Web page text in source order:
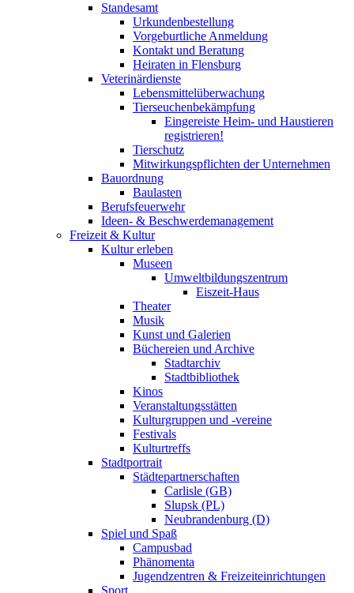
Standesamt
Urkundenbestellung
Vorgeburtliche Anmeldung
Kontakt und Beratung
Heiraten in Flensburg
Veterinärdienste
Lebensmittelüberwachung
Tierseuchenbekämpfung
Eingereiste Heim- und Haustieren
registrieren!
Tierschutz
Mitwirkungspflichten der Unternehmen
Bauordnung
Baulasten
Berufsfeuerwehr
Ideen- & Beschwerdemanagement
Freizeit & Kultur
Kultur erleben
Museen
Umweltbildungszentrum
Eiszeit-Haus
Theater
Musik
Kunst und Galerien
Büchereien und Archive
Stadtarchiv
Stadtbibliothek
Kinos
Veranstaltungsstätten
Kulturgruppen und -vereine
Festivals
Kulturtreffs
Stadtportrait
Städtepartnerschaften
Carlisle (GB)
Slupsk (PL)
Neubrandenburg (D)
Spiel und Spaß
Campusbad
Phänomenta
Jugendzentren & Freizeiteinrichtungen
Sport